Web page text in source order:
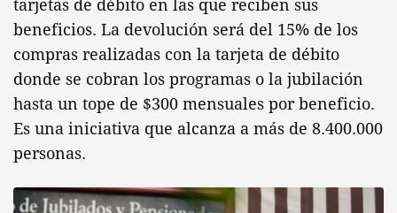
tarjetas de débito en las que reciben sus
beneficios. La devolución será del 15% de los
compras realizadas con la tarjeta de débito
donde se cobran los programas o la jubilación
hasta un tope de $300 mensuales por beneficio.
Es una iniciativa que alcanza a más de 8.400.000
personas.